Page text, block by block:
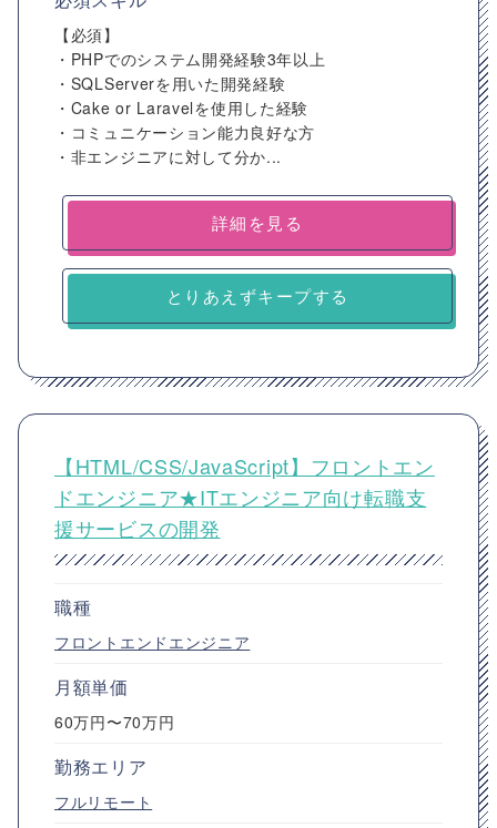
【必須】
・PHPでのシステム開発経験3年以上
・SQLServerを用いた開発経験
・Cake or Laravelを使用した経験
・コミュニケーション能力良好な方
・非エンジニアに対して分か...
詳細を見る
とりあえずキープする
【HTML/CSS/JavaScript】フロントエン
ドエンジニア★ITエンジニア向け転職支
援サービスの開発
職種
フロントエンドエンジニア
月額単価
60万円〜70万円
勤務エリア
フルリモート